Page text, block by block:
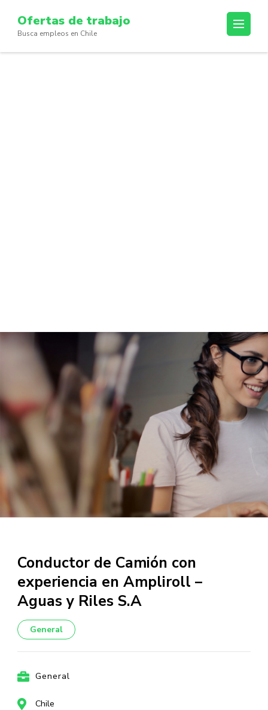
content
(Press
Ofertas de trabajo
Busca empleos en Chile
Conductor de Camión con
experiencia en Ampliroll –
Aguas y Riles S.A
General
General
Chile